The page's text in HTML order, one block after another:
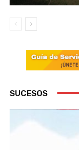
SUCESOS